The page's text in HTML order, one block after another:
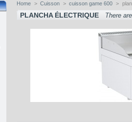
Home > Cuisson > cuisson game 600 >
PLANCHA ÉLECTRIQUE There